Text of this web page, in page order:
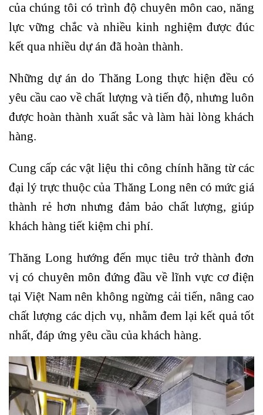
của chúng tôi có trình độ chuyên môn cao, năng
lực vững chắc và nhiều kinh nghiệm được đúc
kết qua nhiều dự án đã hoàn thành.
Những dự án do Thăng Long thực hiện đều có
yêu cầu cao về chất lượng và tiến độ, nhưng luôn
được hoàn thành xuất sắc và làm hài lòng khách
hàng.
Cung cấp các vật liệu thi công chính hãng từ các
đại lý trực thuộc của Thăng Long nên có mức giá
thành rẻ hơn nhưng đảm bảo chất lượng, giúp
khách hàng tiết kiệm chi phí.
Thăng Long hướng đến mục tiêu trở thành đơn
vị có chuyên môn đứng đầu về lĩnh vực cơ điện
tại Việt Nam nên không ngừng cải tiến, nâng cao
chất lượng các dịch vụ, nhằm đem lại kết quả tốt
nhất, đáp ứng yêu cầu của khách hàng.